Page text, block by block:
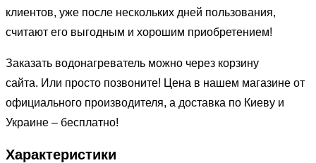
клиентов, уже после нескольких дней пользования,
считают его выгодным и хорошим приобретением!
Заказать водонагреватель можно через корзину
сайта. Или просто позвоните! Цена в нашем магазине от
официального производителя, а доставка по Киеву и
Украине – бесплатно!
Характеристики